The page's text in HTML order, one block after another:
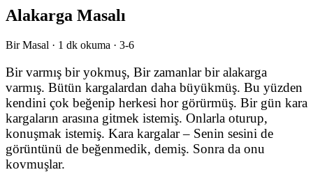
Alakarga Masalı
Bir Masal · 1 dk okuma · 3-6
Bir varmış bir yokmuş, Bir zamanlar bir alakarga
varmış. Bütün kargalardan daha büyükmüş. Bu yüzden
kendini çok beğenip herkesi hor görürmüş. Bir gün kara
kargaların arasına gitmek istemiş. Onlarla oturup,
konuşmak istemiş. Kara kargalar – Senin sesini de
görüntünü de beğenmedik, demiş. Sonra da onu
kovmuşlar.